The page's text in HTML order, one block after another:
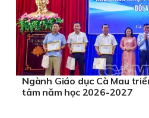
Ngành Giáo dục Cà Mau
tâm năm học 2026-2027